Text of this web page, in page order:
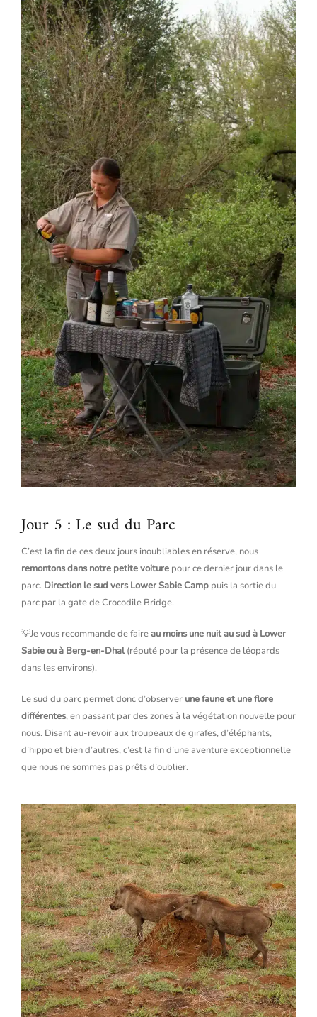
Jour 5 : Le sud du Parc
C’est la fin de ces deux jours inoubliables en réserve, nous
remontons dans notre petite voiture pour ce dernier jour dans le
parc. Direction le sud vers Lower Sabie Camp puis la sortie du
parc par la gate de Crocodile Bridge.
💡Je vous recommande de faireau moins une nuit au sud à Lower
Sabie ou à Berg-en-Dhal(réputé pour la présence de léopards
dans les environs).
Le sud du parc permet donc d’observer une faune et une flore
différentes, en passant par des zones à la végétation nouvelle pour
nous. Disant au-revoir aux troupeaux de girafes, d’éléphants,
d’hippo et bien d’autres, c’est la fin d’une aventure exceptionnelle
que nous ne sommes pas prêts d’oublier.